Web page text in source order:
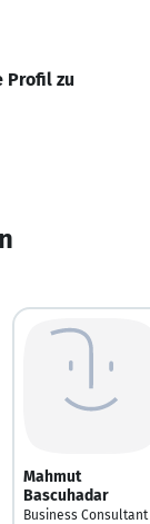
Profil zu
Mahmut
Bascuhadar
Business Consultant